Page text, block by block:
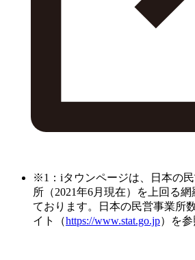
※1：iタウンページは、日本の
所（2021年6月現在）を上回る
ております。日本の民営事業所
イト（https://www.stat.go.jp）を参